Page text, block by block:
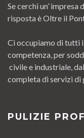
Se cerchi un’
risposta è Oltre il
Ci occupiamo di tutti
competenza, per
civile e industriale,
completa di servizi di
PULIZIE